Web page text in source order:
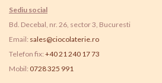
Sediu social
Bd. Decebal, nr. 26, sector 3, Bucuresti
Email: sales@ciocolaterie.ro
Telefon fix: +40 21 240 17 73
Mobil: 0728 325 991